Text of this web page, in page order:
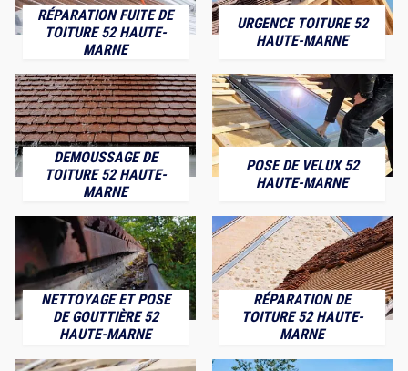
RÉPARATION FUITE DE
TOITURE 52 HAUTE-
MARNE
URGENCE TOITURE 52
HAUTE-MARNE
DEMOUSSAGE DE
TOITURE 52 HAUTE-
MARNE
POSE DE VELUX 52
HAUTE-MARNE
NETTOYAGE ET POSE
DE GOUTTIÈRE 52
HAUTE-MARNE
RÉPARATION DE
TOITURE 52 HAUTE-
MARNE